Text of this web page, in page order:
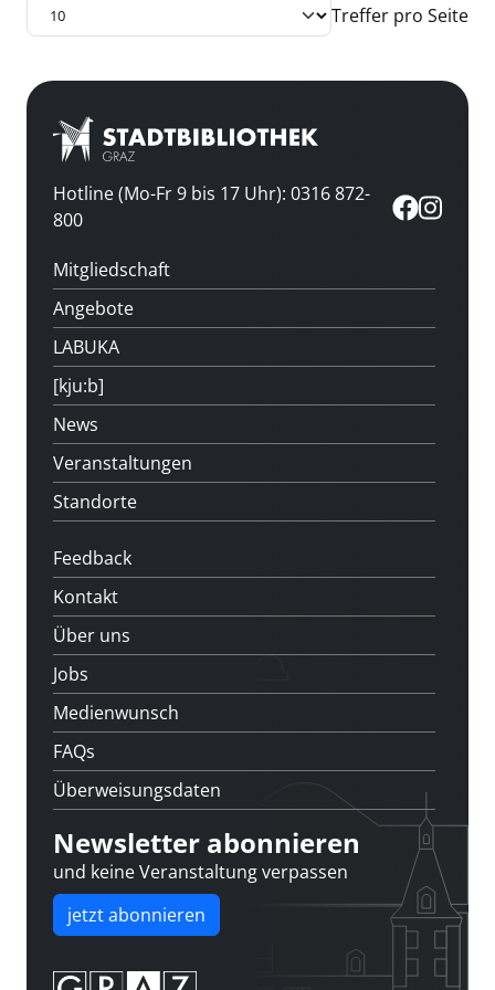
Treffer pro Seite
Hotline (Mo-Fr 9 bis 17 Uhr): 0316 872-
800
Mitgliedschaft
Angebote
LABUKA
[kju:b]
News
Veranstaltungen
Standorte
Feedback
Kontakt
Über uns
Jobs
Medienwunsch
FAQs
Überweisungsdaten
Newsletter abonnieren
und keine Veranstaltung verpassen
jetzt abonnieren